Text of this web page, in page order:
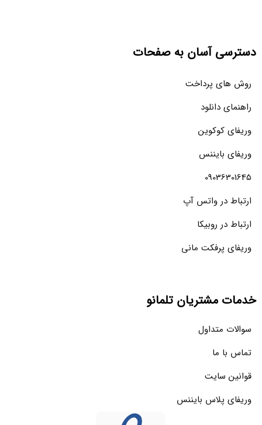
دسترسی آسان به صفحات
روش های پرداخت
راهنمای دانلود
وریفای کوکوین
وریفای بایننس
09036301645
ارتباط در واتس آپ
ارتباط در روبیکا
وریفای پرفکت مانی
خدمات مشتریان تلمانو
سوالات متداول
تماس با ما
قوانین سایت
وریفای پلاس بایننس